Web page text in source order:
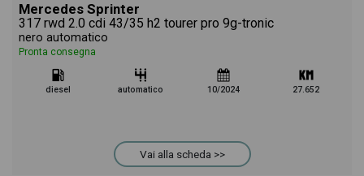
Mercedes Sprinter
317 rwd 2.0 cdi 43/35 h2 tourer pro 9g-tronic
nero automatico
Pronta consegna
diesel automatico 10/2024 27.652
Vai alla scheda >>